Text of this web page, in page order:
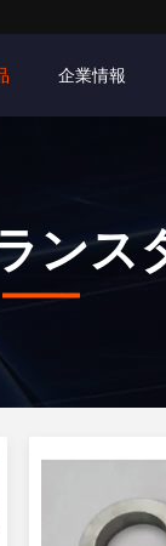
企業情報
ンス